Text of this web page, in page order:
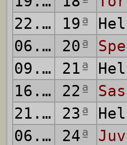
22.12.2021
19ª
06.01.2022
20ª
09.01.2022
21ª
16.01.2022
22ª
21.01.2022
23ª
06.02.2022
24ª